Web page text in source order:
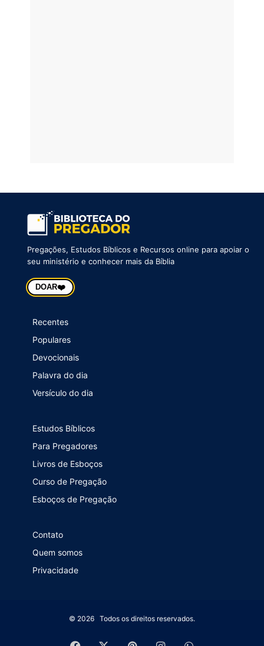
Pregações, Estudos Bíblicos e Recursos online para apoiar o
seu ministério e conhecer mais da Bíblia
DOAR❤️
Recentes
Populares
Devocionais
Palavra do dia
Versículo do dia
Estudos Bíblicos
Para Pregadores
Livros de Esboços
Curso de Pregação
Esboços de Pregação
Contato
Quem somos
Privacidade
© 2026 Todos os direitos reservados.